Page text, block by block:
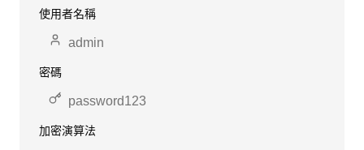
使用者名稱
密碼
加密演算法